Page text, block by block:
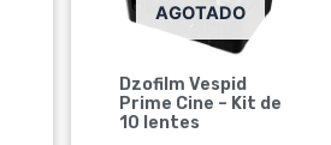
AGOTADO
Dzofilm Vespid
Prime Cine – Kit de
10 lentes
desde
$ 12,917.00
hasta
opciones
pueden
elegir